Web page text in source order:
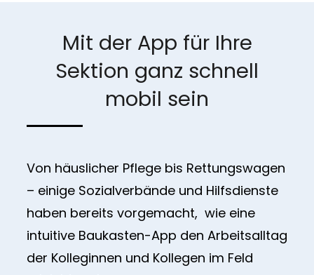
Mit der App für Ihre
Sektion ganz schnell
mobil sein
Von häuslicher Pflege bis Rettungswagen
– einige Sozialverbände und Hilfsdienste
haben bereits vorgemacht, wie eine
intuitive Baukasten-App den Arbeitsalltag
der Kolleginnen und Kollegen im Feld